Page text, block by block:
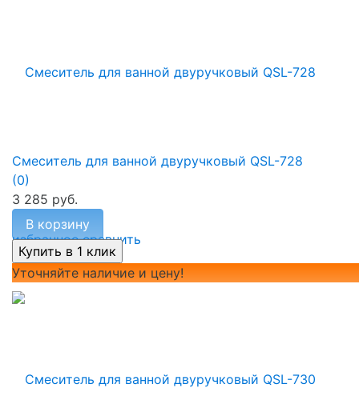
избранное сравнить
Смеситель для ванной двуручковый QSL-728
(0)
3 285 руб.
В корзину
Уточняйте наличие и цену!